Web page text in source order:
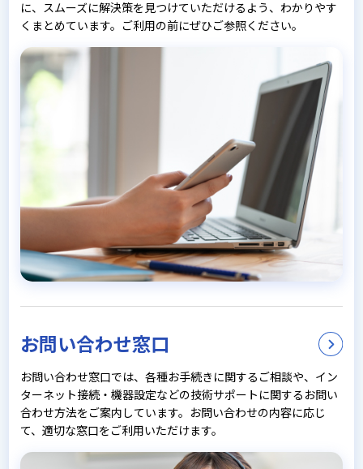
に、スムーズに解決策を見つけていただけるよう、わかりやす
くまとめています。ご利用の前にぜひご参照ください。
お問い合わせ窓口
お問い合わせ窓口では、各種お手続きに関するご相談や、イン
ターネット接続・機器設定などの技術サポートに関するお問い
合わせ方法をご案内しています。お問い合わせの内容に応じ
て、適切な窓口をご利用いただけます。